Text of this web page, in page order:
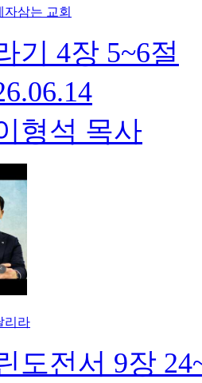
삼는 교회
기 4장 5~6절
형석 목사
리라
도전서 9장